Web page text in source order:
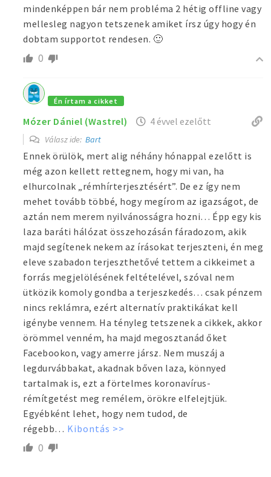
mindenképpen bár nem probléma 2 hétig offline vagy
mellesleg nagyon tetszenek amiket írsz úgy hogy én
dobtam supportot rendesen. 🙂
0
Én írtam a cikket
Mózer Dániel (Wastrel) 4 évvel ezelőtt
Válasz ide: Bart
Ennek örülök, mert alig néhány hónappal ezelőtt is
még azon kellett rettegnem, hogy mi van, ha
elhurcolnak „rémhírterjesztésért”. De ez így nem
mehet tovább többé, hogy megírom az igazságot, de
aztán nem merem nyilvánosságra hozni… Épp egy kis
laza baráti hálózat összehozásán fáradozom, akik
majd segítenek nekem az írásokat terjeszteni, én meg
eleve szabadon terjeszthetővé tettem a cikkeimet a
forrás megjelölésének feltételével, szóval nem
ütközik komoly gondba a terjeszkedés… csak pénzem
nincs reklámra, ezért alternatív praktikákat kell
igénybe vennem. Ha tényleg tetszenek a cikkek, akkor
örömmel venném, ha majd megosztanád őket
Facebookon, vagy amerre jársz. Nem muszáj a
legdurvábbakat, akadnak bőven laza, könnyed
tartalmak is, ezt a förtelmes koronavírus-
rémítgetést meg remélem, örökre elfelejtjük.
Egyébként lehet, hogy nem tudod, de
régebb… Kibontás >>
0